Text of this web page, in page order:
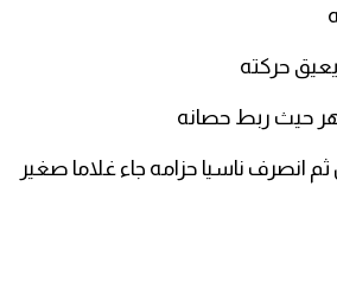
حركته
حيث ربط حصانه
انصرف ناسيا حزامه جاء غلاما صغير